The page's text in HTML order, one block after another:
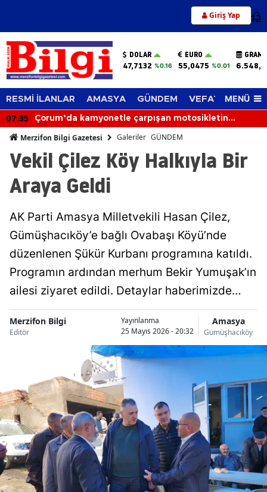
Giriş Yap 12
DOLAR
47,7132 %0.16
EURO
55,0475 %0.01
GRAM
RESMİ İLANLAR AMASYA GÜNDEM VEFAT EDENLER
MENÜ
07:35
Çorum’da kamyonetle çarpışan motosikletin
Merzifon Bilgi Gazetesi Galeriler GÜNDEM
Vekil Çilez Köy Halkıyla Bir
Araya Geldi
AK Parti Amasya Milletvekili Hasan Çilez,
Gümüşhacıköy’e bağlı Ovabaşı Köyü’nde
düzenlenen Şükür Kurbanı programına katıldı.
Programın ardından merhum Bekir Yumuşak’ın
ailesi ziyaret edildi. Detaylar haberimizde…
Merzifon Bilgi
Editör
Yayınlanma
25 Mayıs 2026 - 20:32
Amasya
Gümüşhacıköy